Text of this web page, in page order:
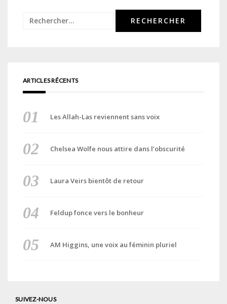
Rechercher :
ARTICLES RÉCENTS
Les Allah-Las reviennent sans voix
Chelsea Wolfe nous attire dans l’obscurité
Laura Veirs bientôt de retour
Feldup fonce vers le bonheur
AM Higgins, une voix au féminin pluriel
SUIVEZ-NOUS